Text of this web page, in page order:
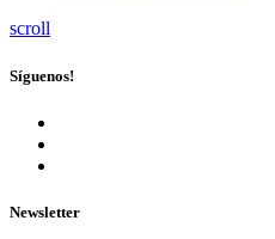
scroll
Síguenos!
Newsletter